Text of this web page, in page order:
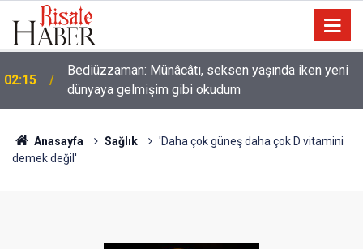
01:45
Nice binilen hayvan vardır ki, binicisinden daha
hayırlıdır
Anasayfa Sağlık
'Daha çok güneş daha çok D vitamini
demek değil'